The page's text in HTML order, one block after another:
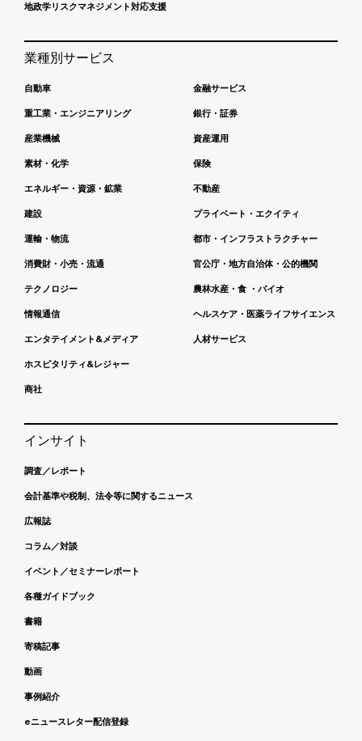
地政学リスクマネジメント対応支援
業種別サービス
自動車
重工業・エンジニアリング
産業機械
素材・化学
エネルギー・資源・鉱業
建設
運輸・物流
消費財・小売・流通
テクノロジー
情報通信
エンタテイメント&メディア
ホスピタリティ&レジャー
商社
金融サービス
銀行・証券
資産運用
保険
不動産
プライベート・エクイティ
都市・インフラストラクチャー
官公庁・地方自治体・公的機関
農林水産・食 ・バイオ
ヘルスケア・医薬ライフサイエンス
人材サービス
インサイト
調査／レポート
会計基準や税制、法令等に関するニュース
広報誌
コラム／対談
イベント／セミナーレポート
各種ガイドブック
書籍
寄稿記事
動画
事例紹介
eニュースレター配信登録